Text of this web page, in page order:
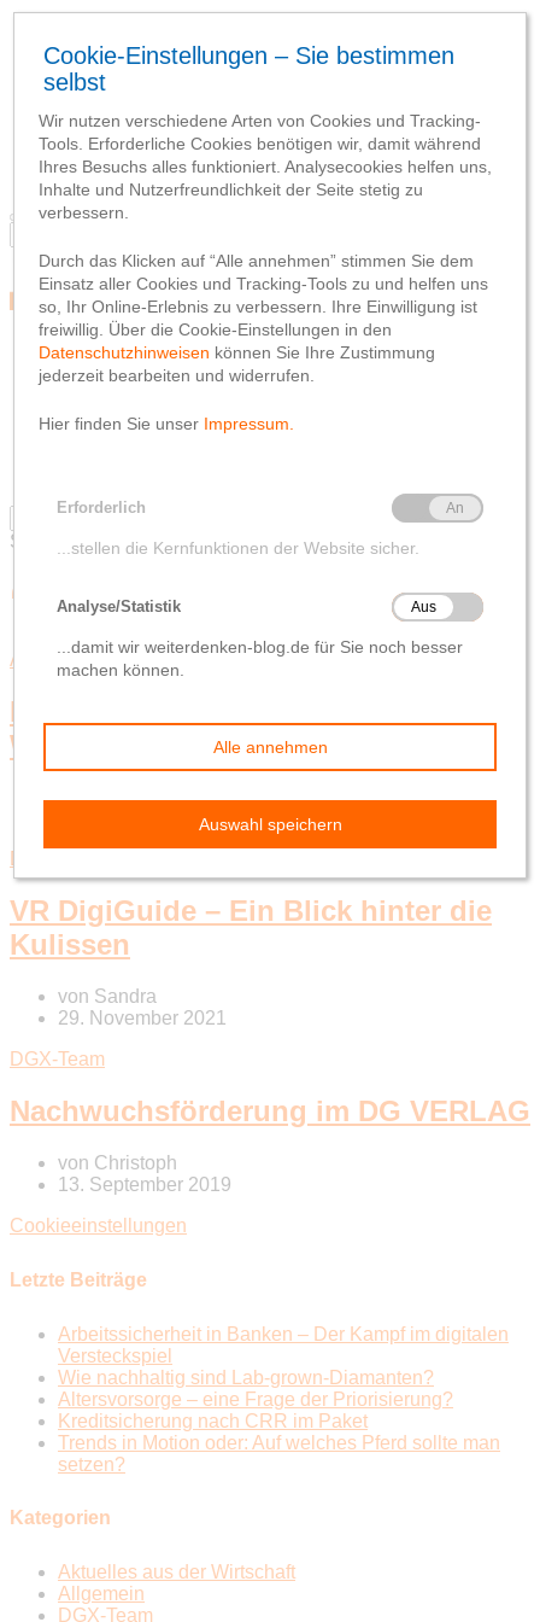
Team
Social Media
Netiquette
Datenschutzhinweis
Impressum
Blog
Team
Social Media
Netiquette
Schlagwort-Suchbegriff
‘Weiterbildung’
Aktuelles aus der Wirtschaft Wissensmanagement
Mentoring oder Reverse Mentoring:
Wer lernt von wem?
vonSandra
VR DigiGuide – Ein Blick hinter die
Kulissen
von Sandra
29. November 2021
DGX-Team
Nachwuchsförderung im DG VERLAG
von Christoph
13. September 2019
Cookieeinstellungen
Letzte Beiträge
Arbeitssicherheit in Banken – Der Kampf im digitalen
Versteckspiel
Wie nachhaltig sind Lab-grown-Diamanten?
Altersvorsorge – eine Frage der Priorisierung?
Kreditsicherung nach CRR im Paket
Trends in Motion oder: Auf welches Pferd sollte man
setzen?
Kategorien
Aktuelles aus der Wirtschaft
Allgemein
DGX-Team